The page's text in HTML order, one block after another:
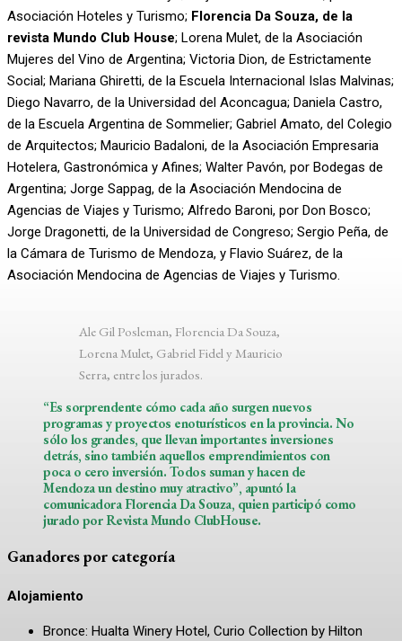
Asociación Hoteles y Turismo; Florencia Da Souza, de la
revista Mundo Club House; Lorena Mulet, de la Asociación
Mujeres del Vino de Argentina; Victoria Dion, de Estrictamente
Social; Mariana Ghiretti, de la Escuela Internacional Islas Malvinas;
Diego Navarro, de la Universidad del Aconcagua; Daniela Castro,
de la Escuela Argentina de Sommelier; Gabriel Amato, del Colegio
de Arquitectos; Mauricio Badaloni, de la Asociación Empresaria
Hotelera, Gastronómica y Afines; Walter Pavón, por Bodegas de
Argentina; Jorge Sappag, de la Asociación Mendocina de
Agencias de Viajes y Turismo; Alfredo Baroni, por Don Bosco;
Jorge Dragonetti, de la Universidad de Congreso; Sergio Peña, de
la Cámara de Turismo de Mendoza, y Flavio Suárez, de la
Asociación Mendocina de Agencias de Viajes y Turismo.
Ale Gil Posleman, Florencia Da Souza,
Lorena Mulet, Gabriel Fidel y Mauricio
Serra, entre los jurados.
“Es sorprendente cómo cada año surgen nuevos
programas y proyectos enoturísticos en la provincia. No
sólo los grandes, que llevan importantes inversiones
detrás, sino también aquellos emprendimientos con
poca o cero inversión. Todos suman y hacen de
Mendoza un destino muy atractivo”, apuntó la
comunicadora Florencia Da Souza, quien participó como
jurado por Revista Mundo ClubHouse.
Ganadores por categoría
Alojamiento
Bronce: Hualta Winery Hotel, Curio Collection by Hilton